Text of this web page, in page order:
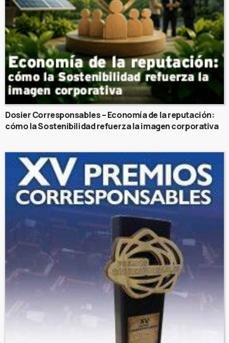
Dosier Corresponsables – Economía de la reputación:
cómo la Sostenibilidad refuerza la imagen corporativa